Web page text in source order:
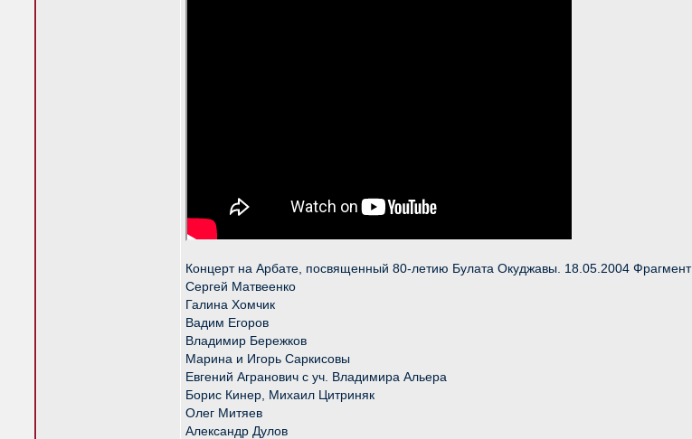
Концерт на Арбате, посвященный 80-летию Булата Окуджавы. 18.05.2004 Фрагмент
Сергей Матвеенко
Галина Хомчик
Вадим Егоров
Владимир Бережков
Марина и Игорь Саркисовы
Евгений Агранович с уч. Владимира Альера
Борис Кинер, Михаил Цитриняк
Олег Митяев
Александр Дулов